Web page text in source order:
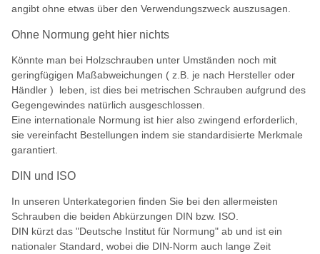
angibt ohne etwas über den Verwendungszweck auszusagen.
Ohne Normung geht hier nichts
Könnte man bei Holzschrauben unter Umständen noch mit
geringfügigen Maßabweichungen ( z.B. je nach Hersteller oder
Händler ) leben, ist dies bei metrischen Schrauben aufgrund des
Gegengewindes natürlich ausgeschlossen.
Eine internationale Normung ist hier also zwingend erforderlich,
sie vereinfacht Bestellungen indem sie standardisierte Merkmale
garantiert.
DIN und ISO
In unseren Unterkategorien finden Sie bei den allermeisten
Schrauben die beiden Abkürzungen DIN bzw. ISO.
DIN kürzt das "Deutsche Institut für Normung" ab und ist ein
nationaler Standard, wobei die DIN-Norm auch lange Zeit